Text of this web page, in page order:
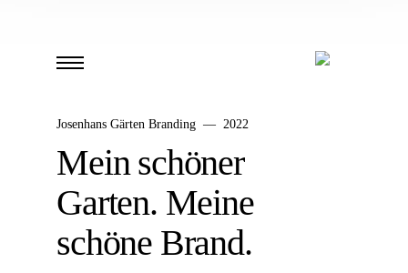
Josenhans Gärten Branding — 2022
Mein schöner
Garten. Meine
schöne Brand.